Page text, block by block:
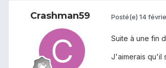
Crashman59 Posté(e) 14
Suite à une fin
J'aimerais qu'il